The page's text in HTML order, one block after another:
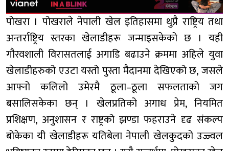
पोखरा । पोखराले नेपाली खेल इतिहासमा थुप्रै राष्ट्रिय तथा
अन्तर्राष्ट्रिय स्तरका खेलाडीहरू जन्माइसकेको छ । यही
गौरवशाली विरासतलाई अगाडि बढाउने क्रममा अहिले युवा
खेलाडीहरुको एउटा यस्तो पुस्ता मैदानमा देखिएको छ, जसले
आफ्नो कलिलो उमेरमै ठूला–ठूला सफलताको जग
बसालिसकेका छन् । खेलप्रतिको अगाध प्रेम, नियमित
प्रशिक्षण, अनुशासन र राष्ट्रको झण्डा फहराउने दृढ संकल्प
बोकेका यी खेलाडीहरू यतिबेला नेपाली खेलकुदको उज्ज्वल